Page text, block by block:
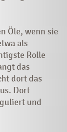
Öle, wenn sie
als
Rolle
das
dort das
Dort
und